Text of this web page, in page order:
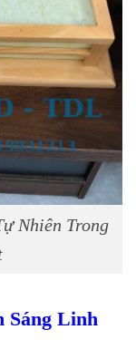
Nhiên Trong
Sáng Linh